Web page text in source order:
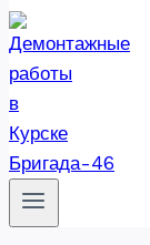
Бригада-46